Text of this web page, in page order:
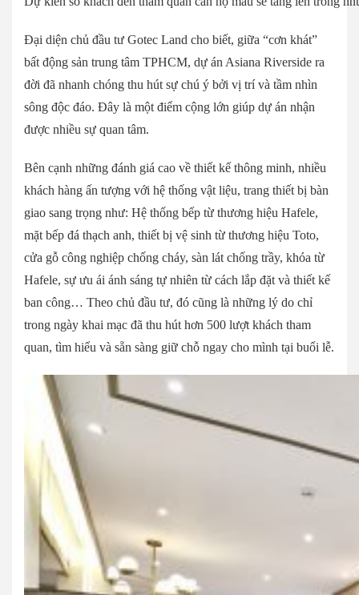
Đại diện chủ đầu tư Gotec Land cho biết, giữa “cơn khát”
bất động sản trung tâm TPHCM, dự án Asiana Riverside ra
đời đã nhanh chóng thu hút sự chú ý bởi vị trí và tầm nhìn
sông độc đáo. Đây là một điểm cộng lớn giúp dự án nhận
được nhiều sự quan tâm.
Bên cạnh những đánh giá cao về thiết kế thông minh, nhiều
khách hàng ấn tượng với hệ thống vật liệu, trang thiết bị bàn
giao sang trọng như: Hệ thống bếp từ thương hiệu Hafele,
mặt bếp đá thạch anh, thiết bị vệ sinh từ thương hiệu Toto,
cửa gỗ công nghiệp chống cháy, sàn lát chống trầy, khóa từ
Hafele, sự ưu ái ánh sáng tự nhiên từ cách lắp đặt và thiết kế
ban công… Theo chủ đầu tư, đó cũng là những lý do chỉ
trong ngày khai mạc đã thu hút hơn 500 lượt khách tham
quan, tìm hiểu và sẵn sàng giữ chỗ ngay cho mình tại buổi lễ.